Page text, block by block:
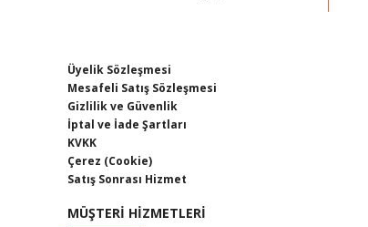
Üyelik Sözleşmesi
Mesafeli Satış Sözleşmesi
Gizlilik ve Güvenlik
İptal ve İade Şartları
KVKK
Çerez (Cookie)
Satış Sonrası Hizmet
MÜŞTERİ HİZMETLERİ